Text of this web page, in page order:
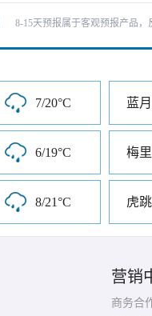
8-15天预报属于客观预报产品
7/20°C 蓝
6/19°C 梅
8/21°C 虎
营销
商务合